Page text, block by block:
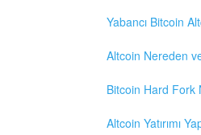
Yabancı Bitcoin
Altcoin Nereden
Bitcoin Hard Fork
Altcoin Yatırımı